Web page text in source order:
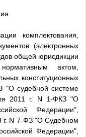
комплектования,
(электронных
общей юрисдикции
актом,
конституционных
"О судебной системе
2011 г. N 1-ФКЗ "О
Федерации",
г. N 7-ФЗ "О Судебном
Федерации",